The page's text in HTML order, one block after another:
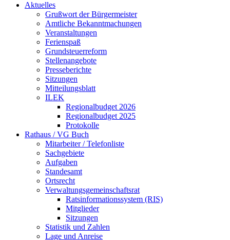
Aktuelles
Grußwort der Bürgermeister
Amtliche Bekanntmachungen
Veranstaltungen
Ferienspaß
Grundsteuerreform
Stellenangebote
Presseberichte
Sitzungen
Mitteilungsblatt
ILEK
Regionalbudget 2026
Regionalbudget 2025
Protokolle
Rathaus / VG Buch
Mitarbeiter / Telefonliste
Sachgebiete
Aufgaben
Standesamt
Ortsrecht
Verwaltungsgemeinschaftsrat
Ratsinformationssystem (RIS)
Mitglieder
Sitzungen
Statistik und Zahlen
Lage und Anreise